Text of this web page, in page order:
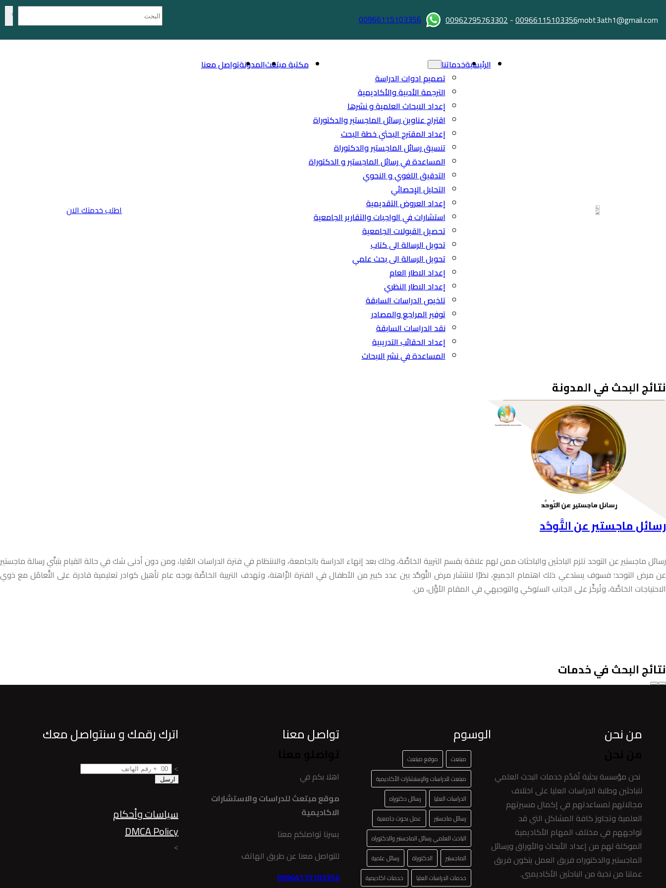
mobt3ath1@gmail.com
00966115103356
-
00962795763302
00966115103356
الرئيسيةخدماتنا
تصميم ادوات الدراسة
الترجمة الأدبية والأكاديمية
إعداد الابحاث العلمية و نشرها
اقتراح عناوين رسائل الماجستير والدكتوراة
إعداد المقترح البحثي خطة البحث
تنسيق رسائل الماجستير والدكتوراة
المساعدة في رسائل الماجستير و الدكتوراة
التدقيق اللغوي و النحوي
التحليل الإحصائي
إعداد العروض التقديمية
استشارات في الواجبات والتقارير الجامعية
تحصيل القبولات الجامعية
تحويل الرسالة الى كتاب
تحويل الرسالة الى بحث علمي
إعداد الاطار العام
إعداد الاطار النظري
تلخيص الدراسات السابقة
توفير المراجع والمصادر
نقد الدراسات السابقة
إعداد الحقائب التدريبية
المساعدة في نشر الابحاث
مكتبة مبتعثالمدونةتواصل معنا
اطلب خدمتك الان
نتائج البحث في المدونة
رسائل ماجستير عن التَّوحُّد
رسائل ماجستير عن التوحد تلزم الباحثين والباحثات ممن لهم علاقة بقسم التربية الخاصَّة، وذلك بعد إنهاء الدراسة بالجامعة، والانتظام في فترة الدراسات العُليا، ومن دون أدنى شك في حالة القيام بتبنِّي رسالة ماجستير
عن مرض التوحد؛ فسوف يستدعي ذلك اهتمام الجميع، نظرًا لانتشار مرض التَّوحُّد بين عدد كبير من الأطفال في الفترة الرَّاهنة، وتهدف التربية الخاصَّة بوجه عام تأهيل كوادر تعليمية قادرة على التَّعامُل مع ذوي
الاحتياجات الخاصَّة، وتُركِّز على الجانب السلوكي والتوجيهي في المقام الأوَّل، من.
نتائج البحث في خدمات
من نحن
نحن مؤسسة بحثية تُقدّم خدمات البحث العلمي
للباحثين وطلبة الدراسات العليا على اختلاف
مجالاتهم لمساعدتهم في إكمال مسيرتهم
العلمية وتجاوز كافة المشاكل التي قد
تواجههم في مختلف المهام الأكاديمية
الموكلة لهم من إعداد الأبحاث والأوراق ورسائل
الماجستير والدكتوراه فريق العمل يتكون فريق
عملنا من نخبة من الباحثين الأكاديميي.
الوسوم
مبتعث
موقع مبتعث
مبتعث للدراسات والإستشارات الأكاديمية
الدراسات العليا
رسائل دكتوراه
رسائل ماجستير
عمل بحوث جامعية
الباحث العلمي رسائل الماجستير والدكتوراه
الماجستير
الدكتوراة
رسائل علمية
خدمات الدراسات العليا
خدمات اكاديمية
تواصل معنا
اهلا بكم في
موقع مبتعث للدراسات والاستشارات
الاكاديمية
يسرنا تواصلكم معنا
للتواصل معنا عن طريق الهاتف
00966115103356
اترك رقمك و سنتواصل معك
>
سياسات وأحكام
DMCA Policy
>